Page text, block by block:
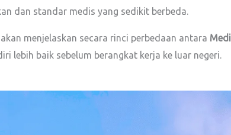
dan standar medis yang sedikit berbeda.
akan menjelaskan secara rinci perbedaan antara
lebih baik sebelum berangkat kerja ke luar negeri.